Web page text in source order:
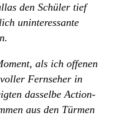
den Schüler tief
uninteressante
als ich offenen
Fernseher in
dasselbe Action-
aus den Türmen